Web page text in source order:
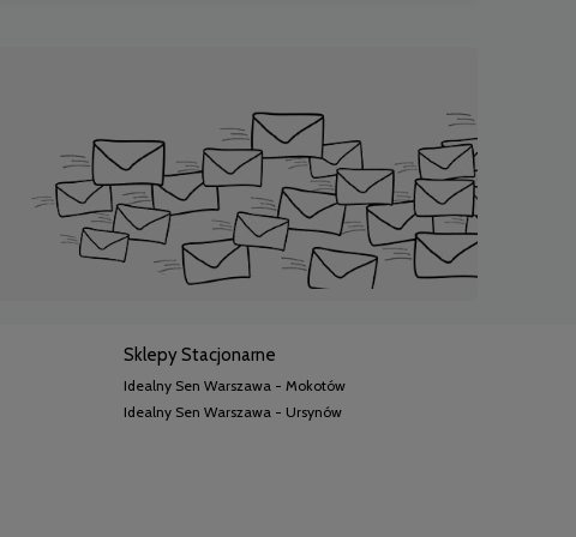
Sklepy Stacjonarne
Idealny Sen Warszawa - Mokotów
Idealny Sen Warszawa - Ursynów